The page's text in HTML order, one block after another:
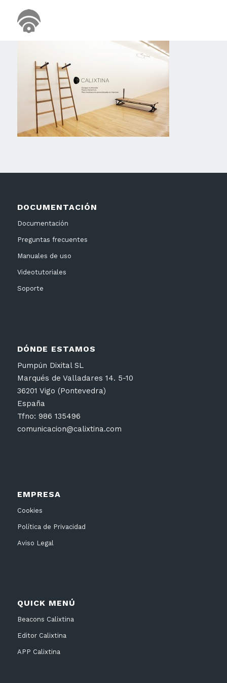
DOCUMENTACIÓN
Documentación
Preguntas frecuentes
Manuales de uso
Videotutoriales
Soporte
DÓNDE ESTAMOS
Pumpún Dixital SL
Marqués de Valladares 14. 5-10
36201 Vigo (Pontevedra)
España
Tfno: 986 135496
comunicacion@calixtina.com
EMPRESA
Cookies
Política de Privacidad
Aviso Legal
QUICK MENÚ
Beacons Calixtina
Editor Calixtina
APP Calixtina